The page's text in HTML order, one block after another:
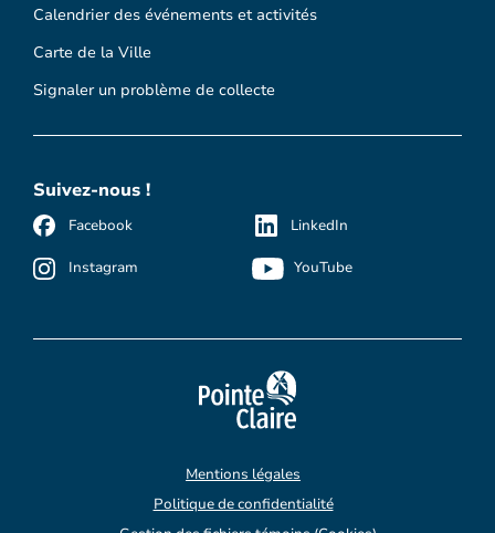
Calendrier des événements et activités
Carte de la Ville
Signaler un problème de collecte
Suivez-nous !
Facebook
Instagram
LinkedIn
YouTube
Mentions légales
Politique de confidentialité